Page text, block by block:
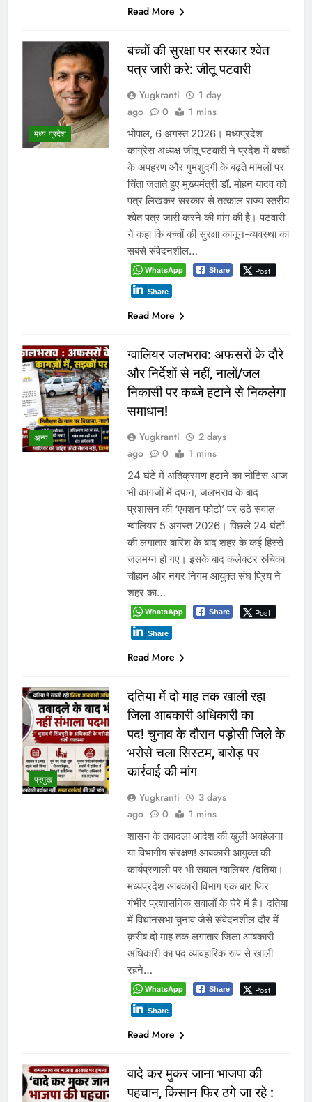
Read More
मध्य प्रदेश
बच्चों की सुरक्षा पर सरकार श्वेत
पत्र जारी करे: जीतू पटवारी
Yugkranti
1 day
ago
0 1 mins
भोपाल, 6 अगस्त 2026। मध्यप्रदेश
कांग्रेस अध्यक्ष जीतू पटवारी ने प्रदेश में बच्चों
के अपहरण और गुमशुदगी के बढ़ते मामलों पर
चिंता जताते हुए मुख्यमंत्री डॉ. मोहन यादव को
पत्र लिखकर सरकार से तत्काल राज्य स्तरीय
श्वेत पत्र जारी करने की मांग की है। पटवारी
ने कहा कि बच्चों की सुरक्षा कानून-व्यवस्था का
सबसे संवेदनशील…
WhatsApp Share Post
Share
Read More
अन्य
ग्वालियर जलभराव: अफसरों के दौरे
और निर्देशों से नहीं, नालों/जल
निकासी पर कब्जे हटाने से निकलेगा
समाधान!
Yugkranti
2 days
ago
0 1 mins
24 घंटे में अतिक्रमण हटाने का नोटिस आज
भी कागजों में दफन, जलभराव के बाद
प्रशासन की ‘एक्शन फोटो’ पर उठे सवाल
ग्वालियर 5 अगस्त 2026। पिछले 24 घंटों
की लगातार बारिश के बाद शहर के कई हिस्से
जलमग्न हो गए। इसके बाद कलेक्टर रुचिका
चौहान और नगर निगम आयुक्त संघ प्रिय ने
शहर का…
WhatsApp Share Post
Share
Read More
प्रमुख
दतिया में दो माह तक खाली रहा
जिला आबकारी अधिकारी का
पद! चुनाव के दौरान पड़ोसी जिले के
भरोसे चला सिस्टम, बारोड़ पर
कार्रवाई की मांग
Yugkranti
3 days
ago
0 1 mins
शासन के तबादला आदेश की खुली अवहेलना
या विभागीय संरक्षण! आबकारी आयुक्त की
कार्यप्रणाली पर भी सवाल ग्वालियर /दतिया।
मध्यप्रदेश आबकारी विभाग एक बार फिर
गंभीर प्रशासनिक सवालों के घेरे में है। दतिया
में विधानसभा चुनाव जैसे संवेदनशील दौर में
क़रीब दो माह तक लगातार जिला आबकारी
अधिकारी का पद व्यावहारिक रूप से खाली
रहने…
WhatsApp Share Post
Share
Read More
वादे कर मुकर जाना भाजपा की
पहचान, किसान फिर ठगे जा रहे :